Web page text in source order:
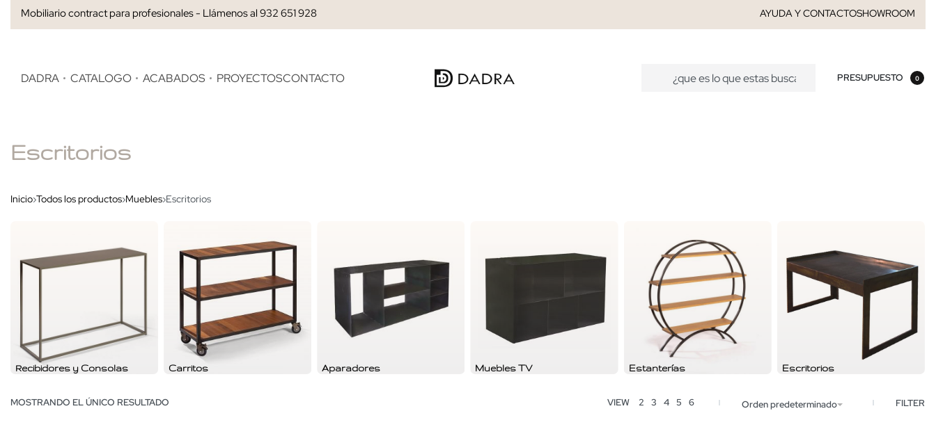
Mobiliario contract para profesionales - Llámenos al 932 651 928 AYUDA Y CONTACTOSHOWROOM
DADRA CATALOGO ACABADOS PROYECTOSCONTACTO PRESUPUESTO 0
Escritorios
Inicio›Todos los productos›Muebles›Escritorios
Recibidores y Consolas Carritos Aparadores Muebles TV Estanterías Escritorios
MOSTRANDO EL ÚNICO RESULTADO VIEW 2 3 4 5 6 Orden predeterminado FILTER